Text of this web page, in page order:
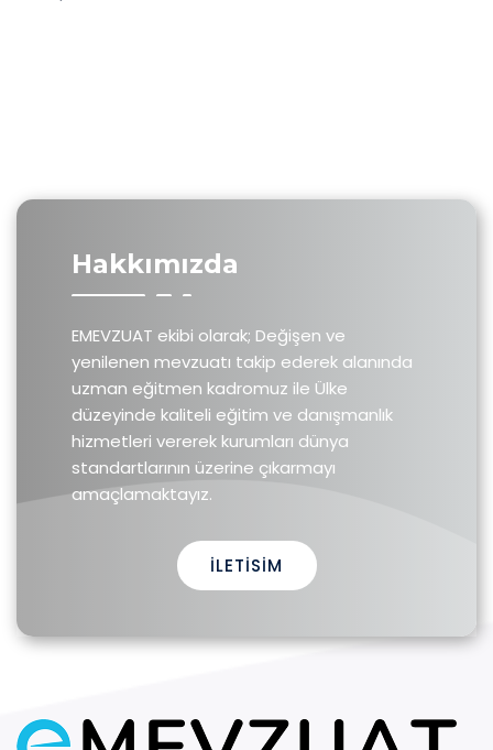
Hakkımızda
EMEVZUAT ekibi olarak; Değişen ve
yenilenen mevzuatı takip ederek alanında
uzman eğitmen kadromuz ile Ülke
düzeyinde kaliteli eğitim ve danışmanlık
hizmetleri vererek kurumları dünya
standartlarının üzerine çıkarmayı
amaçlamaktayız.
İLETISIM